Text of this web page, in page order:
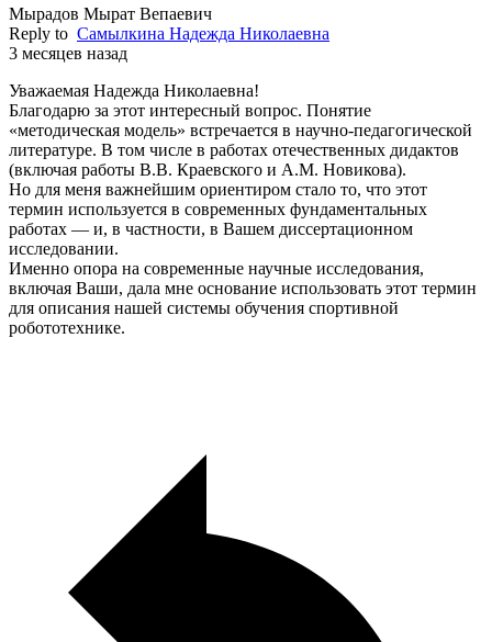
Мырадов Мырат Вепаевич
Reply to Самылкина Надежда Николаевна
3 месяцев назад
Уважаемая Надежда Николаевна!
Благодарю за этот интересный вопрос. Понятие
«методическая модель» встречается в научно-педагогической
литературе. В том числе в работах отечественных дидактов
(включая работы В.В. Краевского и А.М. Новикова).
Но для меня важнейшим ориентиром стало то, что этот
термин используется в современных фундаментальных
работах — и, в частности, в Вашем диссертационном
исследовании.
Именно опора на современные научные исследования,
включая Ваши, дала мне основание использовать этот термин
для описания нашей системы обучения спортивной
робототехнике.